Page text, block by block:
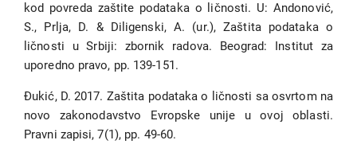
kod povreda zaštite podataka o ličnosti. U: Andonović,
S., Prlja, D. & Diligenski, A. (ur.), Zaštita podataka o
ličnosti u Srbiji: zbornik radova. Beograd: Institut za
uporedno pravo, pp. 139-151.
Đukić, D. 2017. Zaštita podataka o ličnosti sa osvrtom na
novo zakonodavstvo Evropske unije u ovoj oblasti.
Pravni zapisi, 7(1), pp. 49-60.